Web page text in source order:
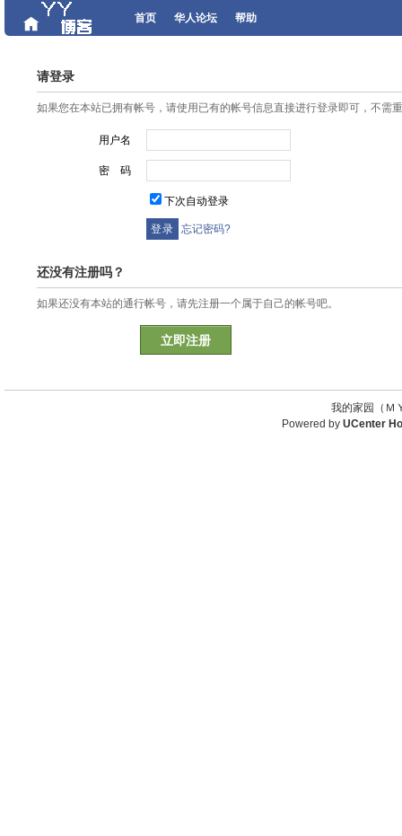
首页 华人论坛 帮助
请登录
如果您在本站已拥有帐号，请使用已有的帐号信息直接进行登录即可，不需
用户名
密 码
下次自动登录
忘记密码?
还没有注册吗？
如果还没有本站的通行帐号，请先注册一个属于自己的帐号吧。
立即注册
我的家园（
Powered by UCenter